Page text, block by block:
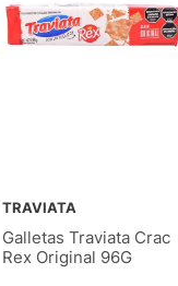
TRAVIATA
Galletas Traviata Crac
Rex Original 96G